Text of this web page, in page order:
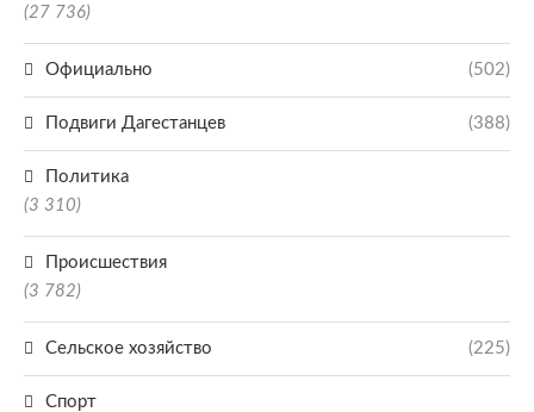
(27 736)
Официально (502)
Подвиги Дагестанцев (388)
Политика
(3 310)
Происшествия
(3 782)
Сельское хозяйство (225)
Спорт